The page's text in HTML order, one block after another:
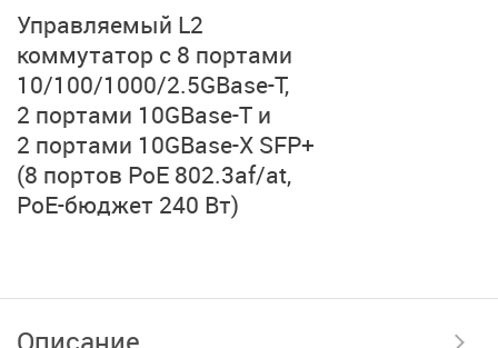
Управляемый L2
коммутатор с 8 портами
10/100/1000/2.5GBase-T,
2 портами 10GBase-T и
2 портами 10GBase-X SFP+
(8 портов PoE 802.3af/at,
PoE-бюджет 240 Вт)